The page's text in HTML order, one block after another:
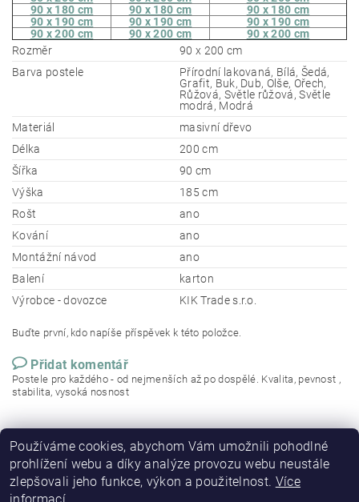
90 x 180 cm
90 x 180 cm
90 x 180 cm
90 x 190 cm
90 x 190 cm
90 x 190 cm
90 x 200 cm
90 x 200 cm
90 x 200 cm
Rozměr
90 x 200 cm
Barva postele
Přírodní lakovaná, Bílá, Šedá,
Grafit, Buk, Dub, Olše, Ořech,
Růžová, Světle růžová, Světle
modrá, Modrá
Materiál
masivní dřevo
Délka
200 cm
Šířka
90 cm
Výška
185 cm
Rošt
ano
Kování
ano
Montážní návod
ano
Balení
karton
Výrobce - dovozce
KIK Trade s.r.o.
Buďte první, kdo napíše příspěvek k této položce.
Přidat komentář
Postele pro každého - od nejmenších až po dospělé. Kvalita, pevnost ,
stabilita, vysoká nosnost
Používáme cookies, abychom Vám umožnili pohodlné
prohlížení webu a díky analýze provozu webu neustále
zlepšovali jeho funkce, výkon a použitelnost. Více